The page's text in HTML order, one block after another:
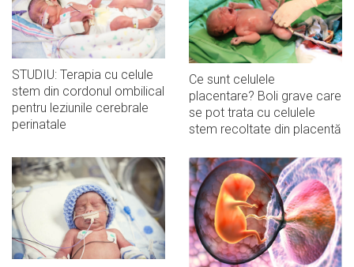
STUDIU: Terapia cu celule
stem din cordonul ombilical
pentru leziunile cerebrale
perinatale
Ce sunt celulele
placentare? Boli grave care
se pot trata cu celulele
stem recoltate din placentă